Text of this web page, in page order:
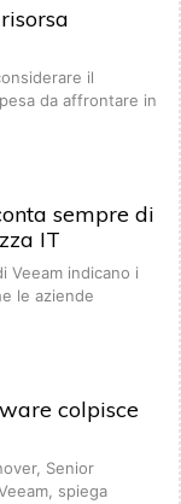
il
da affrontare in
sempre di
IT
Veeam indicano i
le aziende
colpisce
Senior
spiega